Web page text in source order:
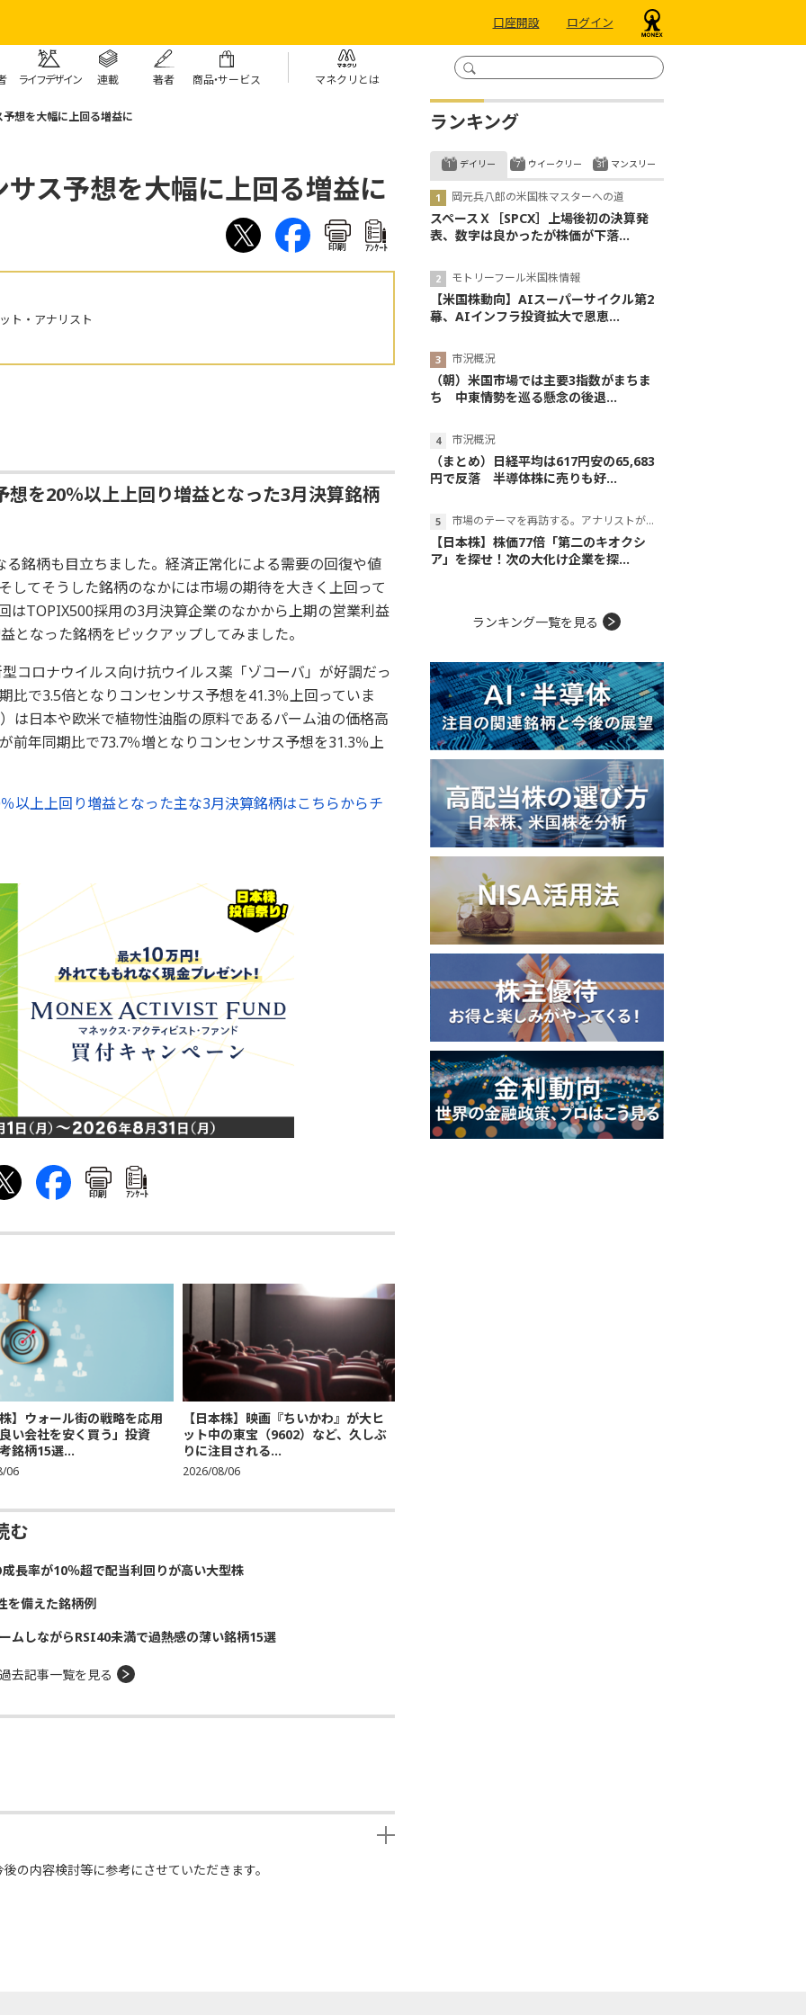
口座開設 ログイン
ライフデザイン 連載 著者 商品・サービス マネクリとは
想を大幅に上回る増益に
ス予想を大幅に上回る増益に
印刷 ｱﾝｹｰﾄ
ト・アナリスト
を20％以上上回り増益となった3月決算銘柄
銘柄も目立ちました。経済正常化による需要の回復や値
してそうした銘柄のなかには市場の期待を大きく上回って
はTOPIX500採用の3月決算企業のなかから上期の営業利益
となった銘柄をピックアップしてみました。
コロナウイルス向け抗ウイルス薬「ゾコーバ」が好調だっ
比で3.5倍となりコンセンサス予想を41.3％上回っていま
）は日本や欧米で植物性油脂の原料であるパーム油の価格高
前年同期比で73.7％増となりコンセンサス予想を31.3％上
以上上回り増益となった主な3月決算銘柄はこちらからチ
印刷 ｱﾝｹｰﾄ
】ウォール街の戦略を応用
い会社を安く買う」投資
銘柄15選...
06
【日本株】映画『ちいかわ』が大ヒ
ット中の東宝（9602）など、久しぶ
りに注目される...
2026/08/06
む
長率が10％超で配当利回りが高い大型株
を備えた銘柄例
ムしながらRSI40未満で過熱感の薄い銘柄15選
過去記事一覧を見る
の内容検討等に参考にさせていただきます。
ランキング
デイリー
岡元兵八郎の米国株マスターへの道
スペースＸ［SPCX］上場後初の決算発
表、数字は良かったが株価が下落...
モトリーフール米国株情報
【米国株動向】AIスーパーサイクル第2
幕、AIインフラ投資拡大で恩恵...
市況概況
（朝）米国市場では主要3指数がまちま
ち 中東情勢を巡る懸念の後退...
市況概況
（まとめ）日経平均は617円安の65,683
円で反落 半導体株に売りも好...
市場のテーマを再訪する。アナリストが読み解くテーマの本質
【日本株】株価77倍「第二のキオクシ
ア」を探せ！次の大化け企業を探...
ウイークリー マンスリー
ランキング一覧を見る